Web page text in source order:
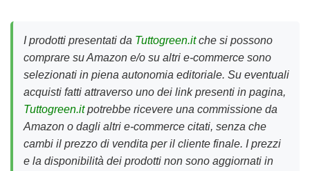
I prodotti presentati da Tuttogreen.itche si possono
comprare su Amazon e/o su altri e-commerce sono
selezionati in piena autonomia editoriale. Su eventuali
acquisti fatti attraverso uno dei link presenti in pagina,
Tuttogreen.itpotrebbe ricevere una commissione da
Amazon o dagli altri e-commerce citati, senza che
cambi il prezzo di vendita per il cliente finale. I prezzi
e la disponibilità dei prodotti non sono aggiornati in